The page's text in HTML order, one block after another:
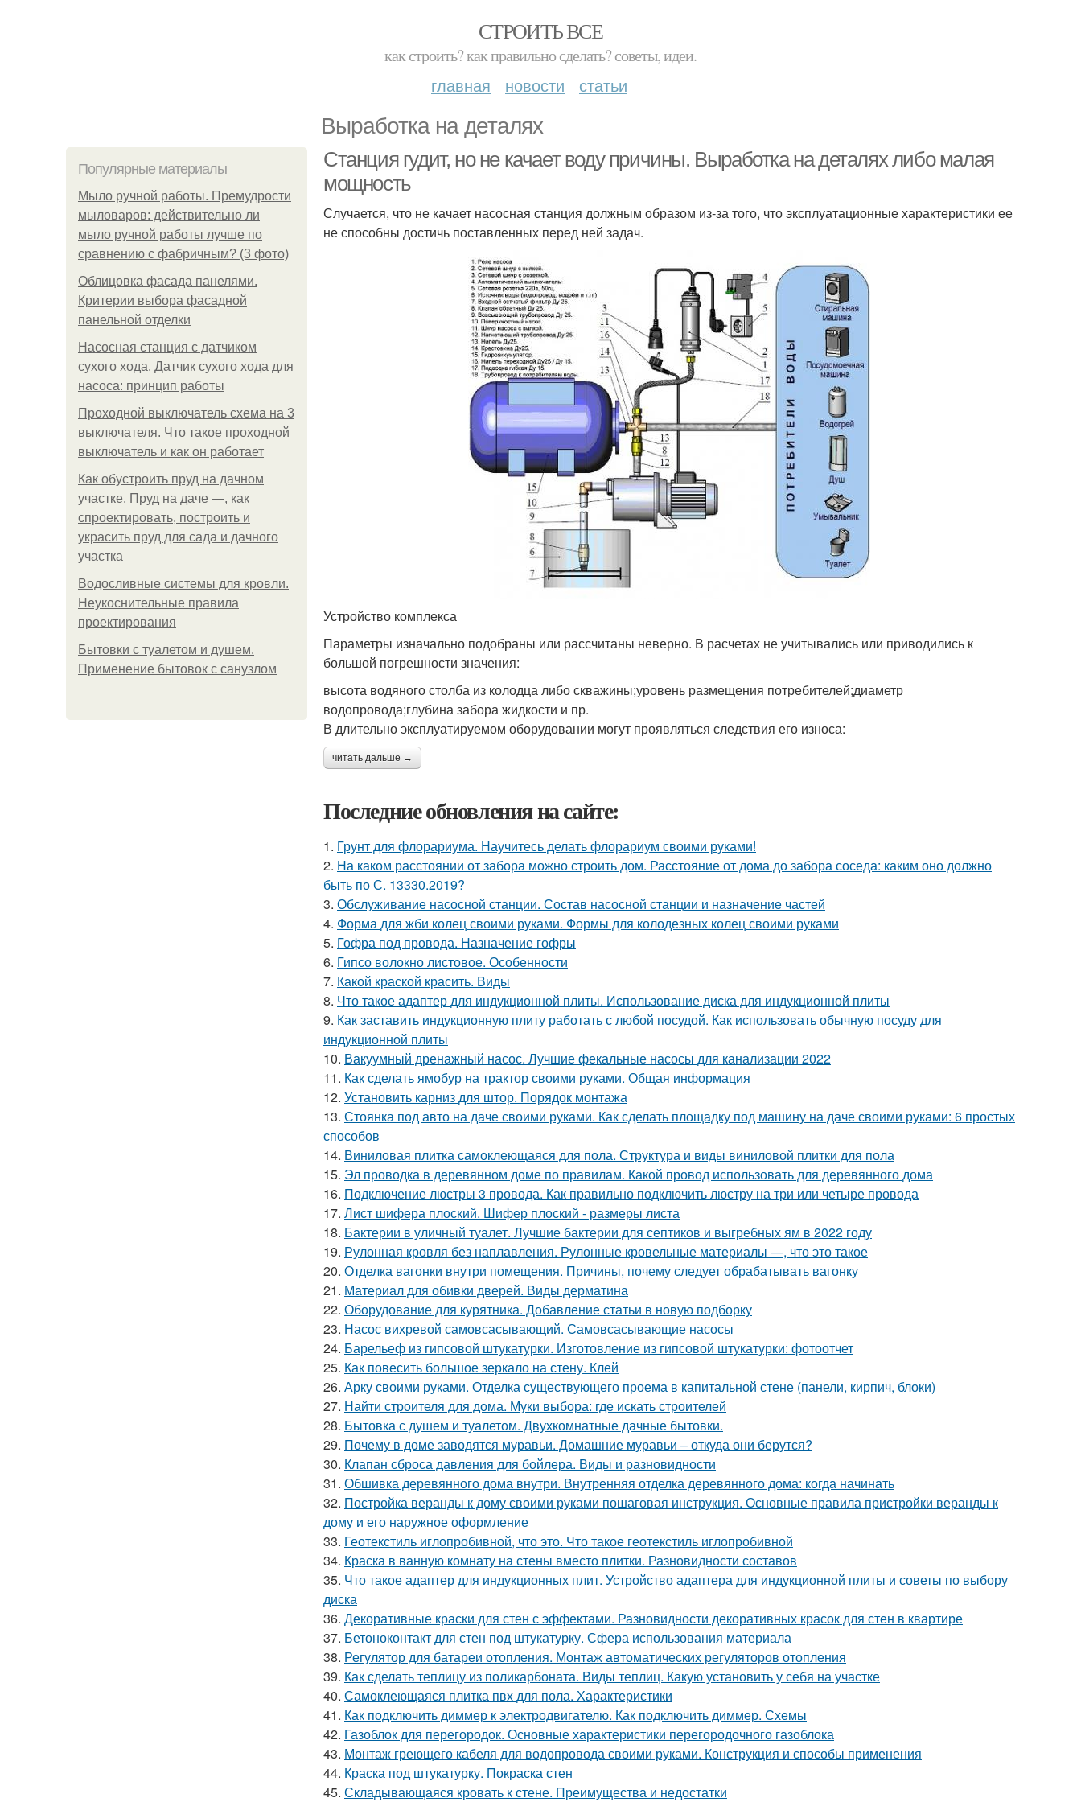
СТРОИТЬ ВСЕ
как строить? как правильно сделать? советы, идеи.
главная новости статьи
Выработка на деталях
Популярные материалы
Мыло ручной работы. Премудрости
мыловаров: действительно ли
мыло ручной работы лучше по
сравнению с фабричным? (3 фото)
Облицовка фасада панелями.
Критерии выбора фасадной
панельной отделки
Насосная станция с датчиком
сухого хода. Датчик сухого хода для
насоса: принцип работы
Проходной выключатель схема на 3
выключателя. Что такое проходной
выключатель и как он работает
Как обустроить пруд на дачном
участке. Пруд на даче —, как
спроектировать, построить и
украсить пруд для сада и дачного
участка
Водосливные системы для кровли.
Неукоснительные правила
проектирования
Бытовки с туалетом и душем.
Применение бытовок с санузлом
Станция гудит, но не качает воду причины. Выработка на деталях либо малая
мощность
Случается, что не качает насосная станция должным образом из-за того, что эксплуатационные характеристики ее
не способны достичь поставленных перед ней задач.
Устройство комплекса
Параметры изначально подобраны или рассчитаны неверно. В расчетах не учитывались или приводились к
большой погрешности значения:
высота водяного столба из колодца либо скважины;уровень размещения потребителей;диаметр
водопровода;глубина забора жидкости и пр.
В длительно эксплуатируемом оборудовании могут проявляться следствия его износа:
читать дальше →
Последние обновления на сайте:
1. Грунт для флорариума. Научитесь делать флорариум своими руками!
2. На каком расстоянии от забора можно строить дом. Расстояние от дома до забора соседа: каким оно должно
быть по С. 13330.2019?
3. Обслуживание насосной станции. Состав насосной станции и назначение частей
4. Форма для жби колец своими руками. Формы для колодезных колец своими руками
5. Гофра под провода. Назначение гофры
6. Гипсо волокно листовое. Особенности
7. Какой краской красить. Виды
8. Что такое адаптер для индукционной плиты. Использование диска для индукционной плиты
9. Как заставить индукционную плиту работать с любой посудой. Как использовать обычную посуду для
индукционной плиты
10. Вакуумный дренажный насос. Лучшие фекальные насосы для канализации 2022
11. Как сделать ямобур на трактор своими руками. Общая информация
12. Установить карниз для штор. Порядок монтажа
13. Стоянка под авто на даче своими руками. Как сделать площадку под машину на даче своими руками: 6 простых
способов
14. Виниловая плитка самоклеющаяся для пола. Структура и виды виниловой плитки для пола
15. Эл проводка в деревянном доме по правилам. Какой провод использовать для деревянного дома
16. Подключение люстры 3 провода. Как правильно подключить люстру на три или четыре провода
17. Лист шифера плоский. Шифер плоский - размеры листа
18. Бактерии в уличный туалет. Лучшие бактерии для септиков и выгребных ям в 2022 году
19. Рулонная кровля без наплавления. Рулонные кровельные материалы —, что это такое
20. Отделка вагонки внутри помещения. Причины, почему следует обрабатывать вагонку
21. Материал для обивки дверей. Виды дерматина
22. Оборудование для курятника. Добавление статьи в новую подборку
23. Насос вихревой самовсасывающий. Самовсасывающие насосы
24. Барельеф из гипсовой штукатурки. Изготовление из гипсовой штукатурки: фотоотчет
25. Как повесить большое зеркало на стену. Клей
26. Арку своими руками. Отделка существующего проема в капитальной стене (панели, кирпич, блоки)
27. Найти строителя для дома. Муки выбора: где искать строителей
28. Бытовка с душем и туалетом. Двухкомнатные дачные бытовки.
29. Почему в доме заводятся муравьи. Домашние муравьи – откуда они берутся?
30. Клапан сброса давления для бойлера. Виды и разновидности
31. Обшивка деревянного дома внутри. Внутренняя отделка деревянного дома: когда начинать
32. Постройка веранды к дому своими руками пошаговая инструкция. Основные правила пристройки веранды к
дому и его наружное оформление
33. Геотекстиль иглопробивной, что это. Что такое геотекстиль иглопробивной
34. Краска в ванную комнату на стены вместо плитки. Разновидности составов
35. Что такое адаптер для индукционных плит. Устройство адаптера для индукционной плиты и советы по выбору
диска
36. Декоративные краски для стен с эффектами. Разновидности декоративных красок для стен в квартире
37. Бетоноконтакт для стен под штукатурку. Сфера использования материала
38. Регулятор для батареи отопления. Монтаж автоматических регуляторов отопления
39. Как сделать теплицу из поликарбоната. Виды теплиц. Какую установить у себя на участке
40. Самоклеющаяся плитка пвх для пола. Характеристики
41. Как подключить диммер к электродвигателю. Как подключить диммер. Схемы
42. Газоблок для перегородок. Основные характеристики перегородочного газоблока
43. Монтаж греющего кабеля для водопровода своими руками. Конструкция и способы применения
44. Краска под штукатурку. Покраска стен
45. Складывающаяся кровать к стене. Преимущества и недостатки